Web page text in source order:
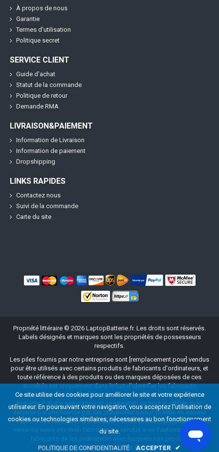
À propos de nous
Garantie
Termes d'utilisation
Politique secret
SERVICE CLIENT
Guide d'achat
Statut de la commande
Politique de retour
Demande RMA
LIVRAISON&PAIEMENT
Information de Livraison
Information de paiement
Dropshipping
LINKS RAPIDES
Contactez nous
Suivi de la commande
Carte du site
Propriété littéraire © 2026 LaptopBatterie.fr. Les droits sont réservés.
Labels désignés et marques sont les propriétés de possesseurs
respectifs.
Les piles fournis par notre entreprise sont [remplacement pour] vendus
pour être utilisés avec certains produits de fabricants d'ordinateurs, et
toute référence à des produits ou des marques déposées de ces
sociétés est uniquement dans le but d'identifier les fabricants
d'ordinateurs avec lesquels nos produits [remplacement pour] peut
être utilisé. Notre compagnie et ce site Web ne sont ni affiliés avec,
autorisé par une licence par, les distributeurs pour, ni liées en aucune
façon à ces fabricants d'ordinateurs, ni les produits proposés à la
vente sur notre site Web fabriqués ou vendus avec l'autorisation des
fabricants de les ordinateurs avec lesquels nos produits
[remplacement pour] peuvent être utilisés.
Ce site utilise des cookies pour améliorer le site et votre expérience
utilisateur. En poursuivant votre navigation, vous acceptez l'utilisation de
cookies ou technologies similaires, nécessaires au bon fonctionnement
du site.
POLITIQUE DE CONFIDENTIALITÉ ACCEPTER ✔